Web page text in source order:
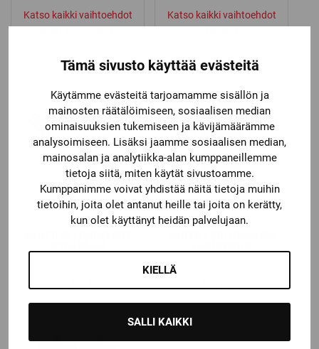
Tämä sivusto käyttää evästeitä
Käytämme evästeitä tarjoamamme sisällön ja
mainosten räätälöimiseen, sosiaalisen median
ominaisuuksien tukemiseen ja kävijämäärämme
analysoimiseen. Lisäksi jaamme sosiaalisen median,
mainosalan ja analytiikka-alan kumppaneillemme
tietoja siitä, miten käytät sivustoamme.
Kumppanimme voivat yhdistää näitä tietoja muihin
tietoihin, joita olet antanut heille tai joita on kerätty,
kun olet käyttänyt heidän palvelujaan.
KIELLÄ
SALLI KAIKKI
Katso kaikki vaihtoehdot
4,90€ – 5,90€Price
4,90 €
5,90 €
Katso kaikki vaihtoehdot
16,90€
Bauer Bauer